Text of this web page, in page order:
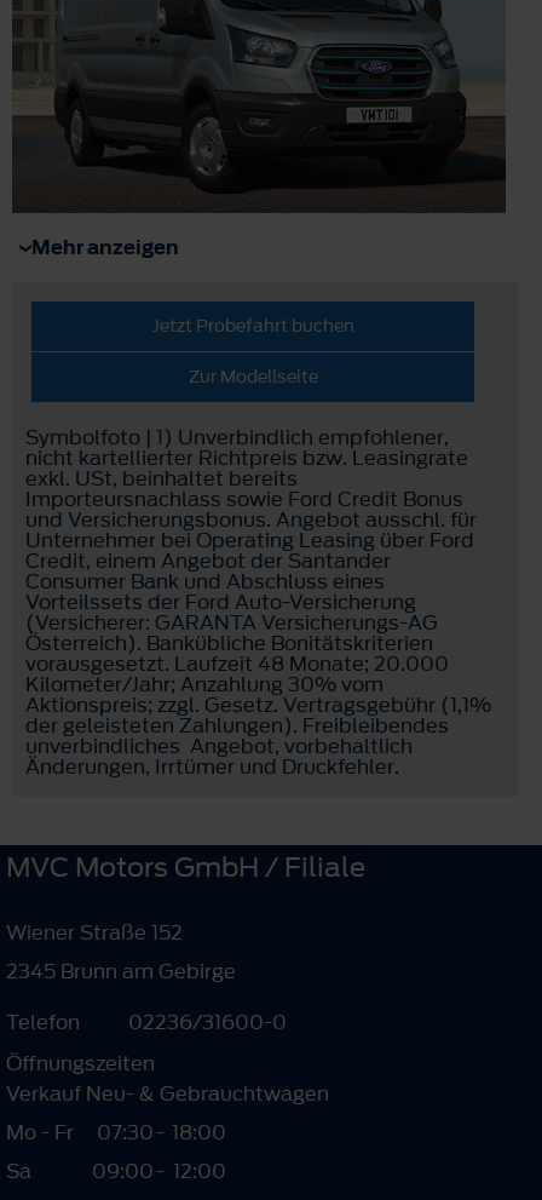
Mehr anzeigen
Jetzt Probefahrt buchen
Zur Modellseite
Symbolfoto | 1) Unverbindlich empfohlener,
nicht kartellierter Richtpreis bzw. Leasingrate
exkl. USt, beinhaltet bereits
Importeursnachlass sowie Ford Credit Bonus
und Versicherungsbonus. Angebot ausschl. für
Unternehmer bei Operating Leasing über Ford
Credit, einem Angebot der Santander
Consumer Bank und Abschluss eines
Vorteilssets der Ford Auto-Versicherung
(Versicherer: GARANTA Versicherungs-AG
Österreich). Bankübliche Bonitätskriterien
vorausgesetzt. Laufzeit 48 Monate; 20.000
Kilometer/Jahr; Anzahlung 30% vom
Aktionspreis; zzgl. Gesetz. Vertragsgebühr (1,1%
der geleisteten Zahlungen). Freibleibendes
unverbindliches Angebot, vorbehaltlich
Änderungen, Irrtümer und Druckfehler.
MVC Motors GmbH / Filiale
Wiener Straße 152
2345 Brunn am Gebirge
Telefon
02236/31600-0
Öffnungszeiten
Verkauf Neu- & Gebrauchtwagen
Mo - Fr
07:30- 18:00
Sa
09:00- 12:00